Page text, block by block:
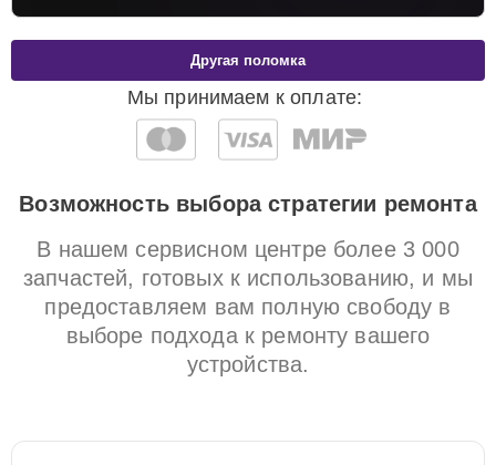
Мы принимаем к оплате:
Другая поломка
Возможность выбора стратегии ремонта
В нашем сервисном центре более 3 000
запчастей, готовых к использованию, и мы
предоставляем вам полную свободу в
выборе подхода к ремонту вашего
устройства.